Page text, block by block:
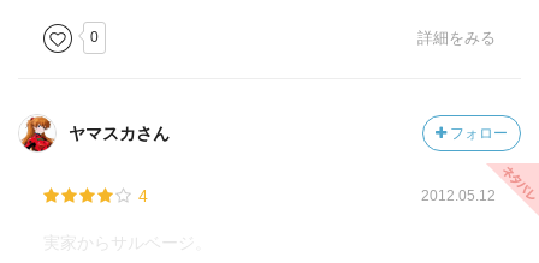
0 詳細をみる
ヤマスカさん フォロー
4 2012.05.12
実家からサルベージ。